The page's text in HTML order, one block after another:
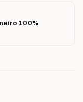
100%